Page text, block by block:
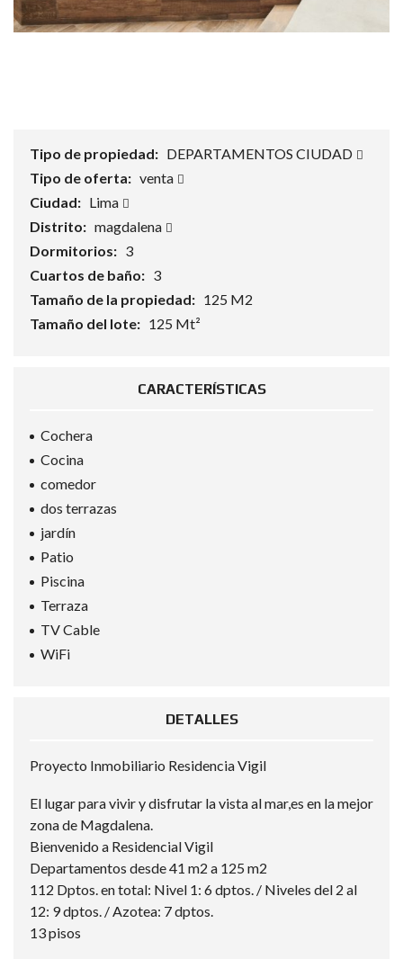
Tipo de propiedad: DEPARTAMENTOS CIUDAD
Tipo de oferta: venta
Ciudad: Lima
Distrito: magdalena
Dormitorios: 3
Cuartos de baño: 3
Tamaño de la propiedad: 125 M2
Tamaño del lote: 125 Mt²
CARACTERÍSTICAS
Cochera
Cocina
comedor
dos terrazas
jardín
Patio
Piscina
Terraza
TV Cable
WiFi
DETALLES
Proyecto Inmobiliario Residencia Vigil
El lugar para vivir y disfrutar la vista al mar,es en la mejor
zona de Magdalena.
Bienvenido a Residencial Vigil
Departamentos desde 41 m2 a 125 m2
112 Dptos. en total: Nivel 1: 6 dptos. / Niveles del 2 al
12: 9 dptos. / Azotea: 7 dptos.
13 pisos